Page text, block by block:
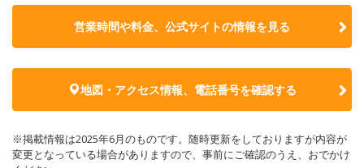
営業時間や料金、公式サイトの情報を見る
地図・アクセス情報、電話番号を確認する
※掲載情報は2025年6月のものです。随時更新をしておりますが内容が
変更となっている場合がありますので、事前にご確認のうえ、おでかけ